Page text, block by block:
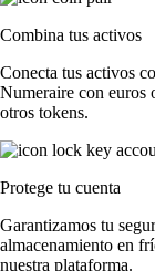
Combina tus activos
Conecta tus activos
Numeraire con euros
otros tokens.
Protege tu cuenta
Garantizamos tu
almacenamiento en
nuestra plataforma.